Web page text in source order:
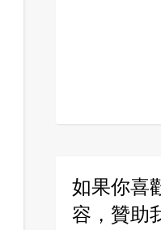
如果你喜
容，贊助